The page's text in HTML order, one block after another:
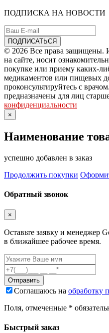
ПОДПИСКА НА НОВОСТИ
© 2026 Все права защищены.
на сайте, носит
покупке или приему каких-
медикаментов или пищевых
проконсультируйтесь с
предназначены для лиц
конфиденциальности
×
Наименование
успешно добавлен в заказ
Продолжить покупки
Обратный звонок
×
Оставьте заявку и менеджер
в ближайшее рабочее время.
Соглашаюсь на обработку
Поля, отмеченные *
Быстрый заказ